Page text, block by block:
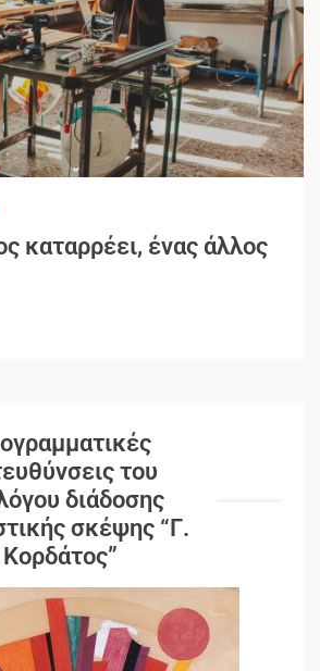
καταρρέει, ένας άλλος
του
διάδοσης
σκέψης “Γ.
Κορδάτος”